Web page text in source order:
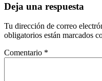
Deja una respuesta
Tu dirección de correo
obligatorios están marcados
Comentario *